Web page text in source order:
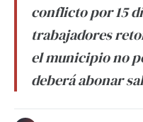
conflicto por 15
trabajadores
el municipio no
deberá abonar